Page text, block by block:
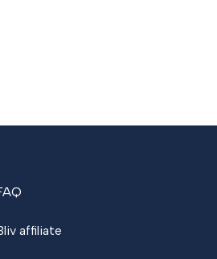
affiliate